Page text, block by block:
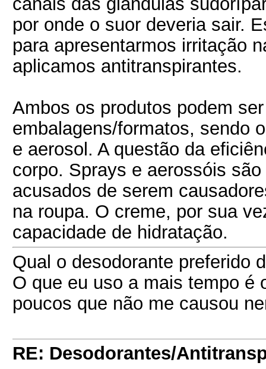
por onde o suor deveria sair.
para apresentarmos irritação
aplicamos antitranspirantes.
Ambos os produtos podem
embalagens/formatos, sendo
e aerosol. A questão da
corpo. Sprays e aerossóis
acusados de serem
na roupa. O creme, por sua
capacidade de hidratação.
Qual o desodorante preferido
O que eu uso a mais tempo é
poucos que não me causou
RE: Desodorantes/